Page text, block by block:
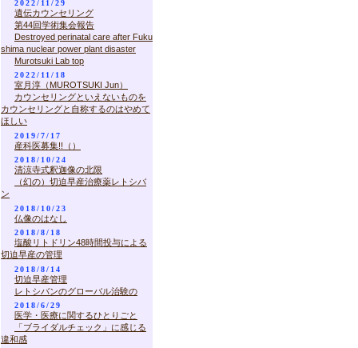
2022/11/29
遺伝カウンセリング
第44回学術集会報告
Destroyed perinatal care after Fuku
shima nuclear power plant disaster
Murotsuki Lab top
2022/11/18
室月淳（MUROTSUKI Jun）
カウンセリングといえないものを
カウンセリングと自称するのはやめて
ほしい
2019/7/17
産科医募集!!（）
2018/10/24
清涼寺式釈迦像の北限
（幻の）切迫早産治療薬レトシバ
ン
2018/10/23
仏像のはなし
2018/8/18
塩酸リトドリン48時間投与による
切迫早産の管理
2018/8/14
切迫早産管理
レトシバンのグローバル治験の
2018/6/29
医学・医療に関するひとりごと
「ブライダルチェック」に感じる
違和感